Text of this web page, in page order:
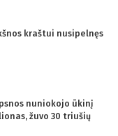
kraštui nusipelnęs
nuniokojo ūkinį
žuvo 30 triušių